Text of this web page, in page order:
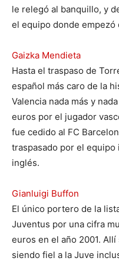
le relegó al banquillo, y
el equipo donde empezó
Gaizka Mendieta
Hasta el traspaso de
español más caro de la
Valencia nada más y
euros por el jugador
fue cedido al FC
traspasado por el
inglés.
Gianluigi Buffon
El único portero de la
Juventus por una cifra
euros en el año 2001.
siendo fiel a la Juve